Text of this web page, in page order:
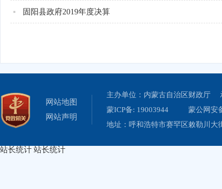
固阳县政府2019年度决算
网站地图
网站声明
主办单位：内蒙古自治区财政厅
蒙ICP备: 19003944
蒙公网安
地址：呼和浩特市赛罕区敕勒川
站长统计 站长统计